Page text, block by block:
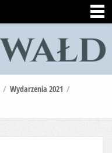
/ Wydarzenia 2021 /